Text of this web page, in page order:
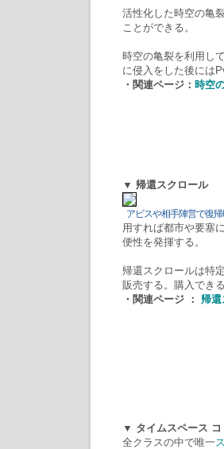
活性化した時空の亀
ことができる。
時空の亀裂を利用し
に侵入をした後には
・関連ページ： 時空
▼ 帰還スクロール
アビスや相手陣営で復
用すれば都市や要塞
便性を発揮する。
帰還スクロールは特
販売する。購入でき
・関連ページ ： 帰
▼ タイムスペース コ
全クラスの中で唯一